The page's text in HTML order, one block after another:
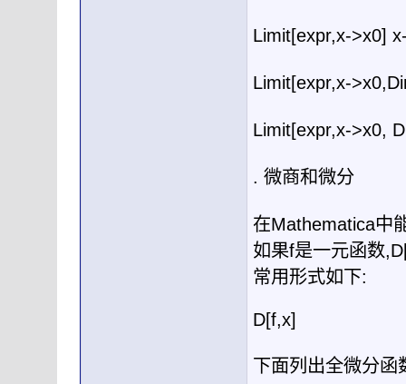
Limit[expr,x->x0]
Limit[expr,x-
Limit[expr,x->x0,
. 微商和微分
在Mathematica中
如果f是一元函数
常用形式如下:
D[f,x]
下面列出全微分函